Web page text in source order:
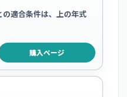
適合条件は、上の年式
購入ページ